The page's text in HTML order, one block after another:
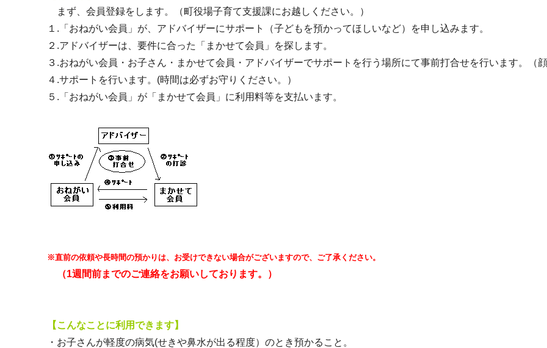
まず、会員登録をします。（町役場子育て支援課にお越しください。）
１.「おねがい会員」が、アドバイザーにサポート（子どもを預かってほしいなど）を申し込みます。
２.アドバイザーは、要件に合った「まかせて会員」を探します。
３.おねがい会員・お子さん・まかせて会員・アドバイザーでサポートを行う場所にて事前打合せを行います。（
４.サポートを行います。(時間は必ずお守りください。）
５.「おねがい会員」が「まかせて会員」に利用料等を支払います。
※直前の依頼や長時間の預かりは、お受けできない場合がございますので、ご了承ください。
（1週間前までのご連絡をお願いしております。）
【こんなことに利用できます】
・お子さんが軽度の病気(せきや鼻水が出る程度）のとき預かること。